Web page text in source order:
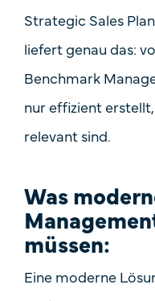
Strategic Sales
liefert genau das:
Benchmark
nur effizient
relevant sind.
Was
müssen:
Eine moderne